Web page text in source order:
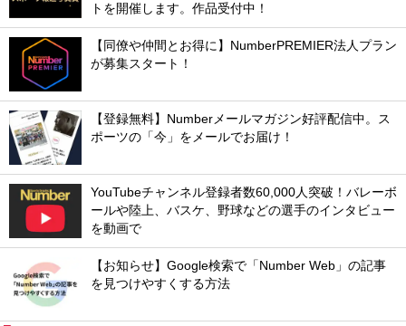
トを開催します。作品受付中！
【同僚や仲間とお得に】NumberPREMIER法人プラン
が募集スタート！
【登録無料】Numberメールマガジン好評配信中。ス
ポーツの「今」をメールでお届け！
YouTubeチャンネル登録者数60,000人突破！バレーボ
ールや陸上、バスケ、野球などの選手のインタビュー
を動画で
【お知らせ】Google検索で「Number Web」の記事
を見つけやすくする方法